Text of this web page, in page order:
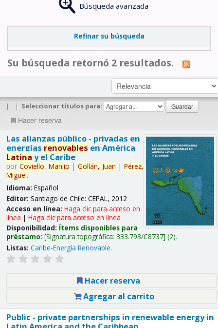
Búsqueda avanzada
Refinar su búsqueda
Su búsqueda retornó 2 resultados.
| | Seleccionar títulos para:
Hacer reserva
Las alianzas público - privadas en
energías renovables en América
Latina y el Caribe
por Coviello, Manlio | Gollán, Juan | Pérez,
Miguel.
Idioma: Español
Editor: Santiago de Chile: CEPAL, 2012
Acceso en línea: Haga clic para acceso en
línea | Haga clic para acceso en línea
Disponibilidad: Ítems disponibles para
préstamo: Signatura topográfica: 333.793/C8737 (2).
Listas: Caribe-Energía Renovable.
Hacer reserva
Agregar al carrito
Public - private partnerships in renewable energy in